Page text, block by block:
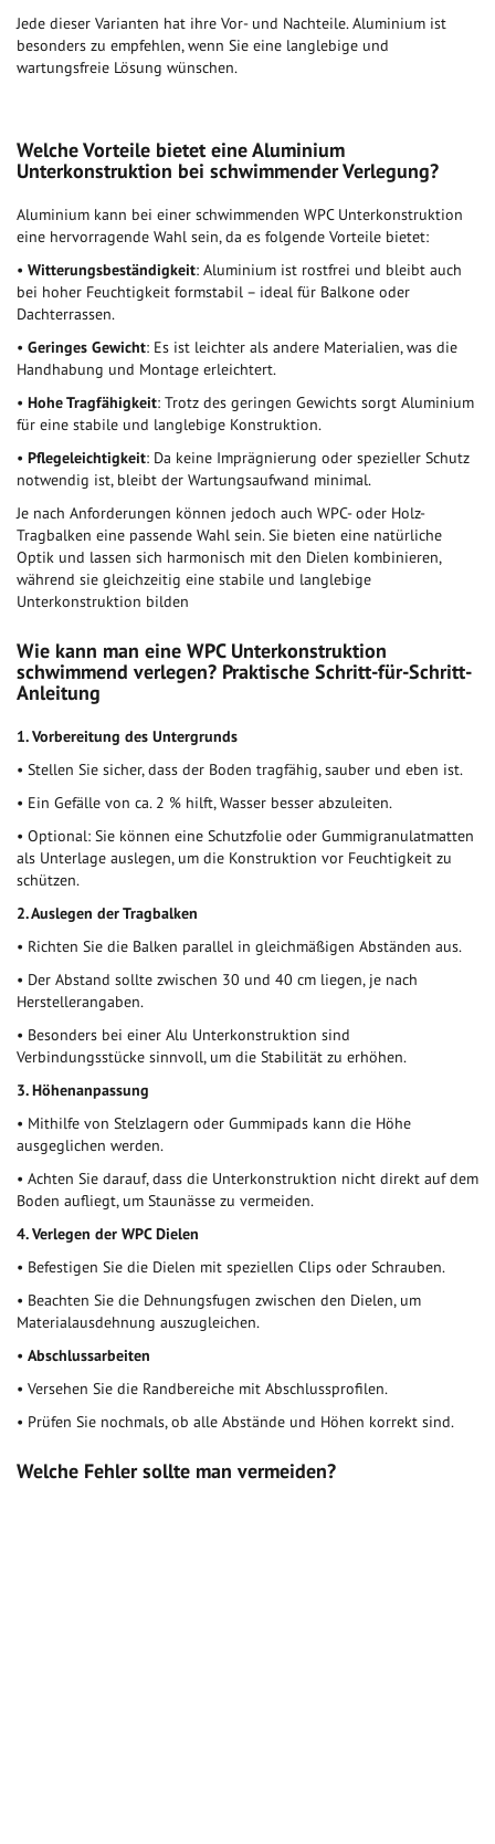
Jede dieser Varianten hat ihre Vor- und Nachteile. Aluminium ist
besonders zu empfehlen, wenn Sie eine langlebige und
wartungsfreie Lösung wünschen.
Welche Vorteile bietet eine Aluminium
Unterkonstruktion bei schwimmender Verlegung?
Aluminium kann bei einer schwimmenden WPC Unterkonstruktion
eine hervorragende Wahl sein, da es folgende Vorteile bietet:
• Witterungsbeständigkeit: Aluminium ist rostfrei und bleibt auch
bei hoher Feuchtigkeit formstabil – ideal für Balkone oder
Dachterrassen.
• Geringes Gewicht: Es ist leichter als andere Materialien, was die
Handhabung und Montage erleichtert.
• Hohe Tragfähigkeit: Trotz des geringen Gewichts sorgt Aluminium
für eine stabile und langlebige Konstruktion.
• Pflegeleichtigkeit: Da keine Imprägnierung oder spezieller Schutz
notwendig ist, bleibt der Wartungsaufwand minimal.
Je nach Anforderungen können jedoch auch WPC- oder Holz-
Tragbalken eine passende Wahl sein. Sie bieten eine natürliche
Optik und lassen sich harmonisch mit den Dielen kombinieren,
während sie gleichzeitig eine stabile und langlebige
Unterkonstruktion bilden
Wie kann man eine WPC Unterkonstruktion
schwimmend verlegen? Praktische Schritt-für-Schritt-
Anleitung
1. Vorbereitung des Untergrunds
• Stellen Sie sicher, dass der Boden tragfähig, sauber und eben ist.
• Ein Gefälle von ca. 2 % hilft, Wasser besser abzuleiten.
• Optional: Sie können eine Schutzfolie oder Gummigranulatmatten
als Unterlage auslegen, um die Konstruktion vor Feuchtigkeit zu
schützen.
2. Auslegen der Tragbalken
• Richten Sie die Balken parallel in gleichmäßigen Abständen aus.
• Der Abstand sollte zwischen 30 und 40 cm liegen, je nach
Herstellerangaben.
• Besonders bei einer Alu Unterkonstruktion sind
Verbindungsstücke sinnvoll, um die Stabilität zu erhöhen.
3. Höhenanpassung
• Mithilfe von Stelzlagern oder Gummipads kann die Höhe
ausgeglichen werden.
• Achten Sie darauf, dass die Unterkonstruktion nicht direkt auf dem
Boden aufliegt, um Staunässe zu vermeiden.
4. Verlegen der WPC Dielen
• Befestigen Sie die Dielen mit speziellen Clips oder Schrauben.
• Beachten Sie die Dehnungsfugen zwischen den Dielen, um
Materialausdehnung auszugleichen.
• Abschlussarbeiten
• Versehen Sie die Randbereiche mit Abschlussprofilen.
• Prüfen Sie nochmals, ob alle Abstände und Höhen korrekt sind.
Welche Fehler sollte man vermeiden?